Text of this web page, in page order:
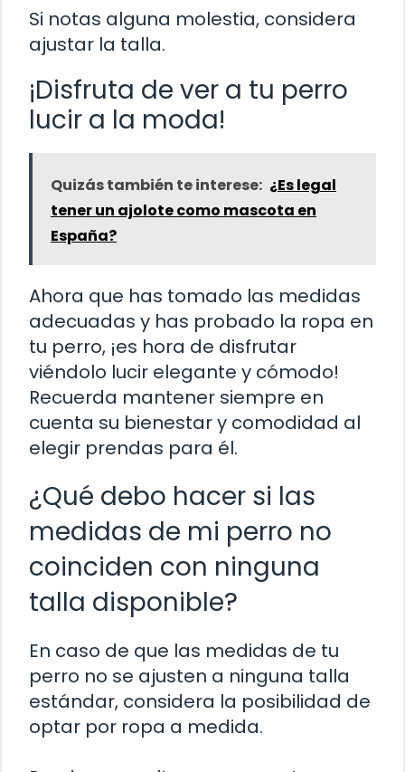
Si notas alguna molestia, considera
ajustar la talla.
¡Disfruta de ver a tu perro
lucir a la moda!
Quizás también te interese: ¿Es legal
tener un ajolote como mascota en
España?
Ahora que has tomado las medidas
adecuadas y has probado la ropa en
tu perro, ¡es hora de disfrutar
viéndolo lucir elegante y cómodo!
Recuerda mantener siempre en
cuenta su bienestar y comodidad al
elegir prendas para él.
¿Qué debo hacer si las
medidas de mi perro no
coinciden con ninguna
talla disponible?
En caso de que las medidas de tu
perro no se ajusten a ninguna talla
estándar, considera la posibilidad de
optar por ropa a medida.